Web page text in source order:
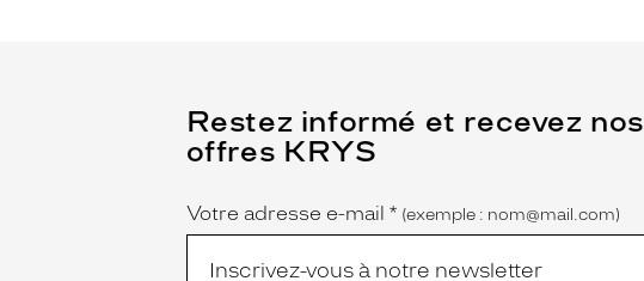
Restez informé et recevez nos
offres KRYS
Name
Votre adresse e-mail *
(Ce
champ
est
obligatoire)
(exemple : nom@mail.com)